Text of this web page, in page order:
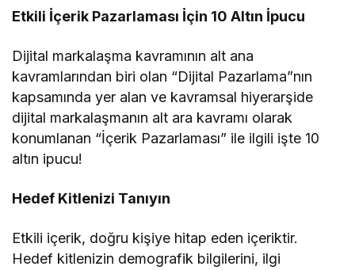
Etkili İçerik Pazarlaması İçin 10 Altın İpucu
Dijital markalaşma kavramının alt ana
kavramlarından biri olan “Dijital Pazarlama”nın
kapsamında yer alan ve kavramsal hiyerarşide
dijital markalaşmanın alt ara kavramı olarak
konumlanan “İçerik Pazarlaması” ile ilgili işte 10
altın ipucu!
Hedef Kitlenizi Tanıyın
Etkili içerik, doğru kişiye hitap eden içeriktir.
Hedef kitlenizin demografik bilgilerini, ilgi